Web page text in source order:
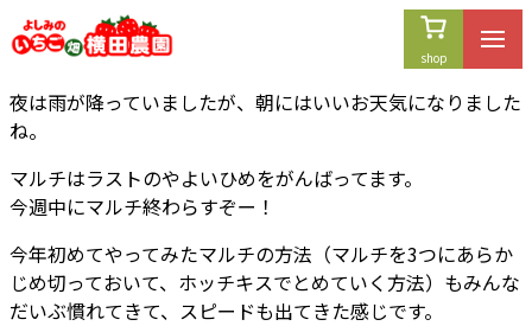
内
容
ス
キ
プ
夜は雨が降っていましたが、朝にはいいお天気になりました
ね。
マルチはラストのやよいひめをがんばってます。
今週中にマルチ終わらすぞー！
今年初めてやってみたマルチの方法（マルチを3つにあらか
じめ切っておいて、ホッチキスでとめていく方法）もみんな
だいぶ慣れてきて、スピードも出てきた感じです。